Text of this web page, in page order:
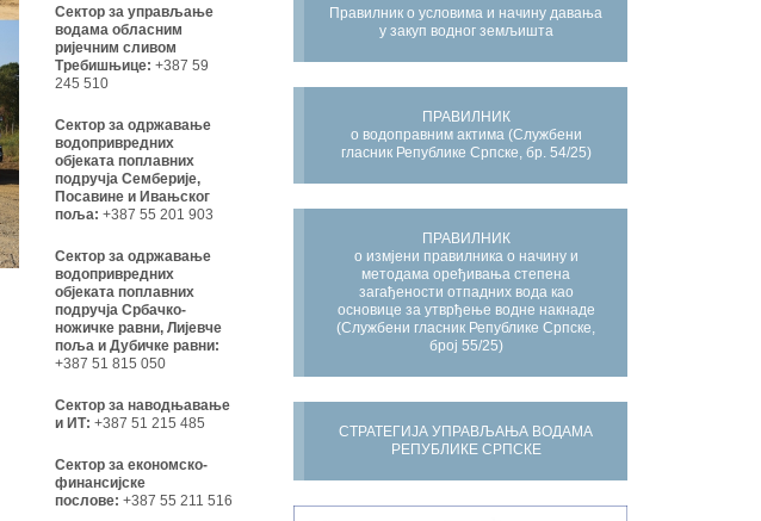
Правилник о условима и начину давања
у закуп водног земљишта
ПРАВИЛНИК
о водоправним актима (Службени
гласник Републике Српске, бр. 54/25)
ПРАВИЛНИК
о измјени правилника о начину и
методама оређивања степена
загађености отпадних вода као
основице за утврђење водне накнаде
(Службени гласник Републике Српске,
број 55/25)
СТРАТЕГИЈА УПРАВЉАЊА ВОДАМА
РЕПУБЛИКЕ СРПСКЕ
Сектор за управљање
водама обласним
ријечним сливом
Требишњице: +387 59
245 510
Сектор за одржавање
водопривредних
објеката поплавних
подручја Семберије,
Посавине и Ивањског
поља: +387 55 201 903
Сектор за одржавање
водопривредних
објеката поплавних
подручја Србачко-
ножичке равни, Лијевче
поља и Дубичке равни:
+387 51 815 050
Сектор за наводњавање
и ИТ: +387 51 215 485
Сектор за економско-
финансијске
послове: +387 55 211 516